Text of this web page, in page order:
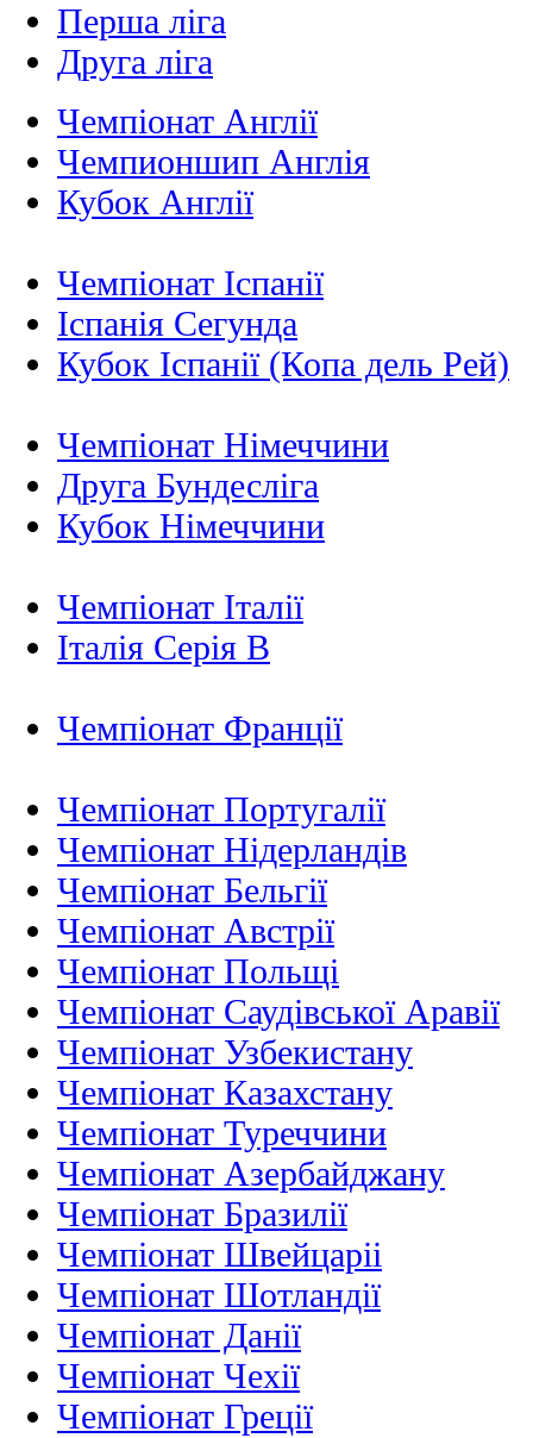
Перша ліга
Друга ліга
Чемпіонат Англії
Чемпионшип Англія
Кубок Англії
Чемпіонат Іспанії
Іспанія Сегунда
Кубок Іспанії (Копа дель Рей)
Чемпіонат Німеччини
Друга Бундесліга
Кубок Німеччини
Чемпіонат Італії
Італія Серія B
Чемпіонат Франції
Чемпіонат Португалії
Чемпіонат Нідерландiв
Чемпіонат Бельгії
Чемпіонат Австрії
Чемпіонат Польщі
Чемпіонат Саудівської Аравії
Чемпіонат Узбекистану
Чемпіонат Казахстану
Чемпіонат Туреччини
Чемпіонат Азербайджану
Чемпіонат Бразилії
Чемпіонат Швейцаріі
Чемпіонат Шотландії
Чемпіонат Данії
Чемпіонат Чехії
Чемпіонат Греції